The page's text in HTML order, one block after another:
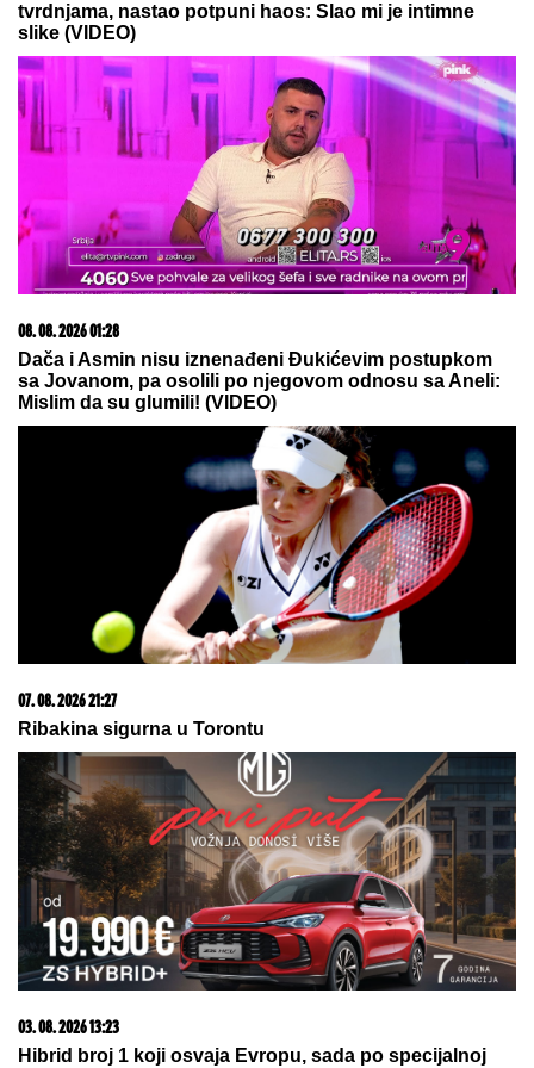
"IMAO SAM PET PROPUŠTENIH POZIVA"Darko
Tanasijević i dalje u ogromnom strahu za svoju
porodicu, požar se približio njihovoj kući: "Prva reč
koju sam čuo - IZGOREĆEMO"
PRVA OBJAVA JELENE RADANOVIĆ
POSLE PRETNJI:Daleko je od
Beograda, pokazala i gde se tačno
nalazi i sa kim
OD SAOBRAĆAJNICE DO ZELENE
Beograda i postati atraktivni javni
prostor